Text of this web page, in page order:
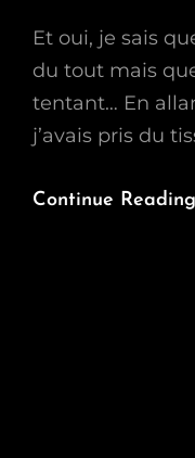
Et oui, je sais
du tout mais
tentant… En
j’avais pris du
Continue Reading